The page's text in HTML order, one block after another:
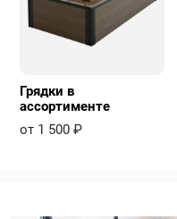
Грядки в
ассортименте
от 1 500 ₽